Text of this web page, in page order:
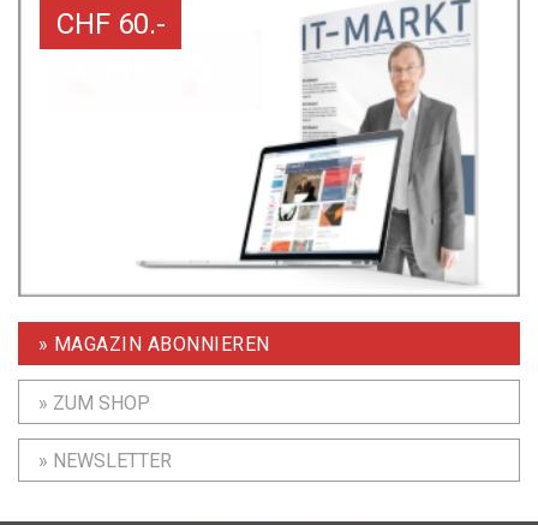
CHF 60.-
» MAGAZIN ABONNIEREN
» ZUM SHOP
» NEWSLETTER